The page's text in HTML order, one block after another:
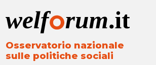
Osservatorio nazionale
sulle politiche sociali